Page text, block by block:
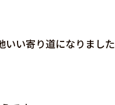
いい寄り道になりました